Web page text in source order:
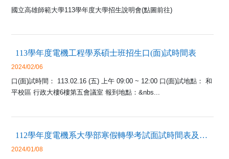
國立高雄師範大學113學年度大學招生說明會(點圖前往)
113學年度電機工程學系碩士班招生口(面)試時間表
2024/02/06
口(面)試時間： 113.02.16 (五) 上午 09:00 ~ 12:00 口(面)試地點： 和
平校區 行政大樓6樓第五會議室 報到地點：&nbs...
112學年度電機系大學部寒假轉學考試面試時間表及注意事項
2024/01/08